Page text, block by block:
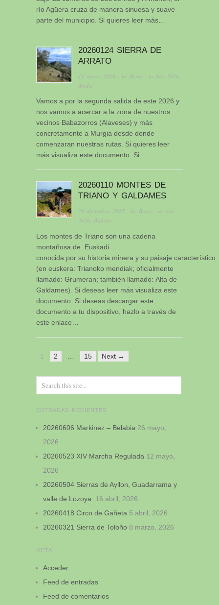
río Agüera cruza de manera sinuosa y suave
parte del municipio. Si quieres leer más…
20260124 SIERRA DE
ARRATO
11 enero, 2026 · by Berni · in Año 2026
Araba
Vamos a por la segunda salida de este 2026 y
nos vamos a acercar a la zona de nuestros
vecinos Babazorros (Alaveses) y más
concretamente a Murgia desde donde
comenzaran nuestras rutas. Si quieres leer
más visualiza este documento. Si…
20260110 MONTES DE
TRIANO Y GALDAMES
29 diciembre, 2025 · byBerni · inAño
2026,Bizkaia
Los montes de Triano son una cadena
montañosa de Euskadi
conocida por su historia minera y su paisaje característico
(en euskera: Trianoko mendiak; oficialmente
llamado: Grumeran; también llamado: Alta de
Galdames). Si deseas leer más visualiza este
documento. Si deseas descargar este
documento a tu dispositivo, hazlo a través de
este enlace…
1 2 15 Next →
ENTRADAS RECIENTES
20260606 Markinez – Belabia 26 mayo,
2026
20260523 XIV Marcha Regulada 12 mayo,
2026
20260504 Sierras de Ayllon, Guadarrama y
valle de Lozoya.
16 abril, 2026
20260418 Circo de Gañeta 5 abril, 2026
20260321 Sierra de Toloño 8 marzo, 2026
META
Acceder
Feed de entradas
Feed de comentarios